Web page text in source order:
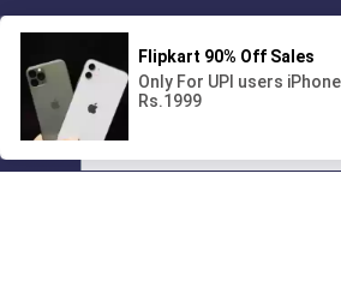
01/07
00:00
Поиграешь со мной? 💖🐾